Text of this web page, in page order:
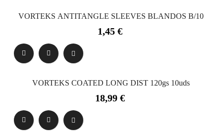
VORTEKS ANTITANGLE SLEEVES BLANDOS B/10
Precio
1,45 €
VORTEKS COATED LONG DIST 120gs 10uds
Precio
18,99 €